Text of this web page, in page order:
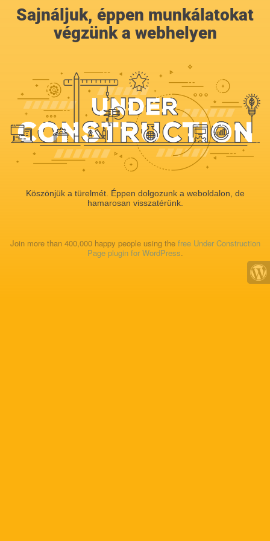
Sajnáljuk, éppen munkálatokat
végzünk a webhelyen
Köszönjük a türelmét. Éppen dolgozunk a weboldalon, de
hamarosan visszatérünk.
Join more than 400,000 happy people using the free Under Construction
Page plugin for WordPress.